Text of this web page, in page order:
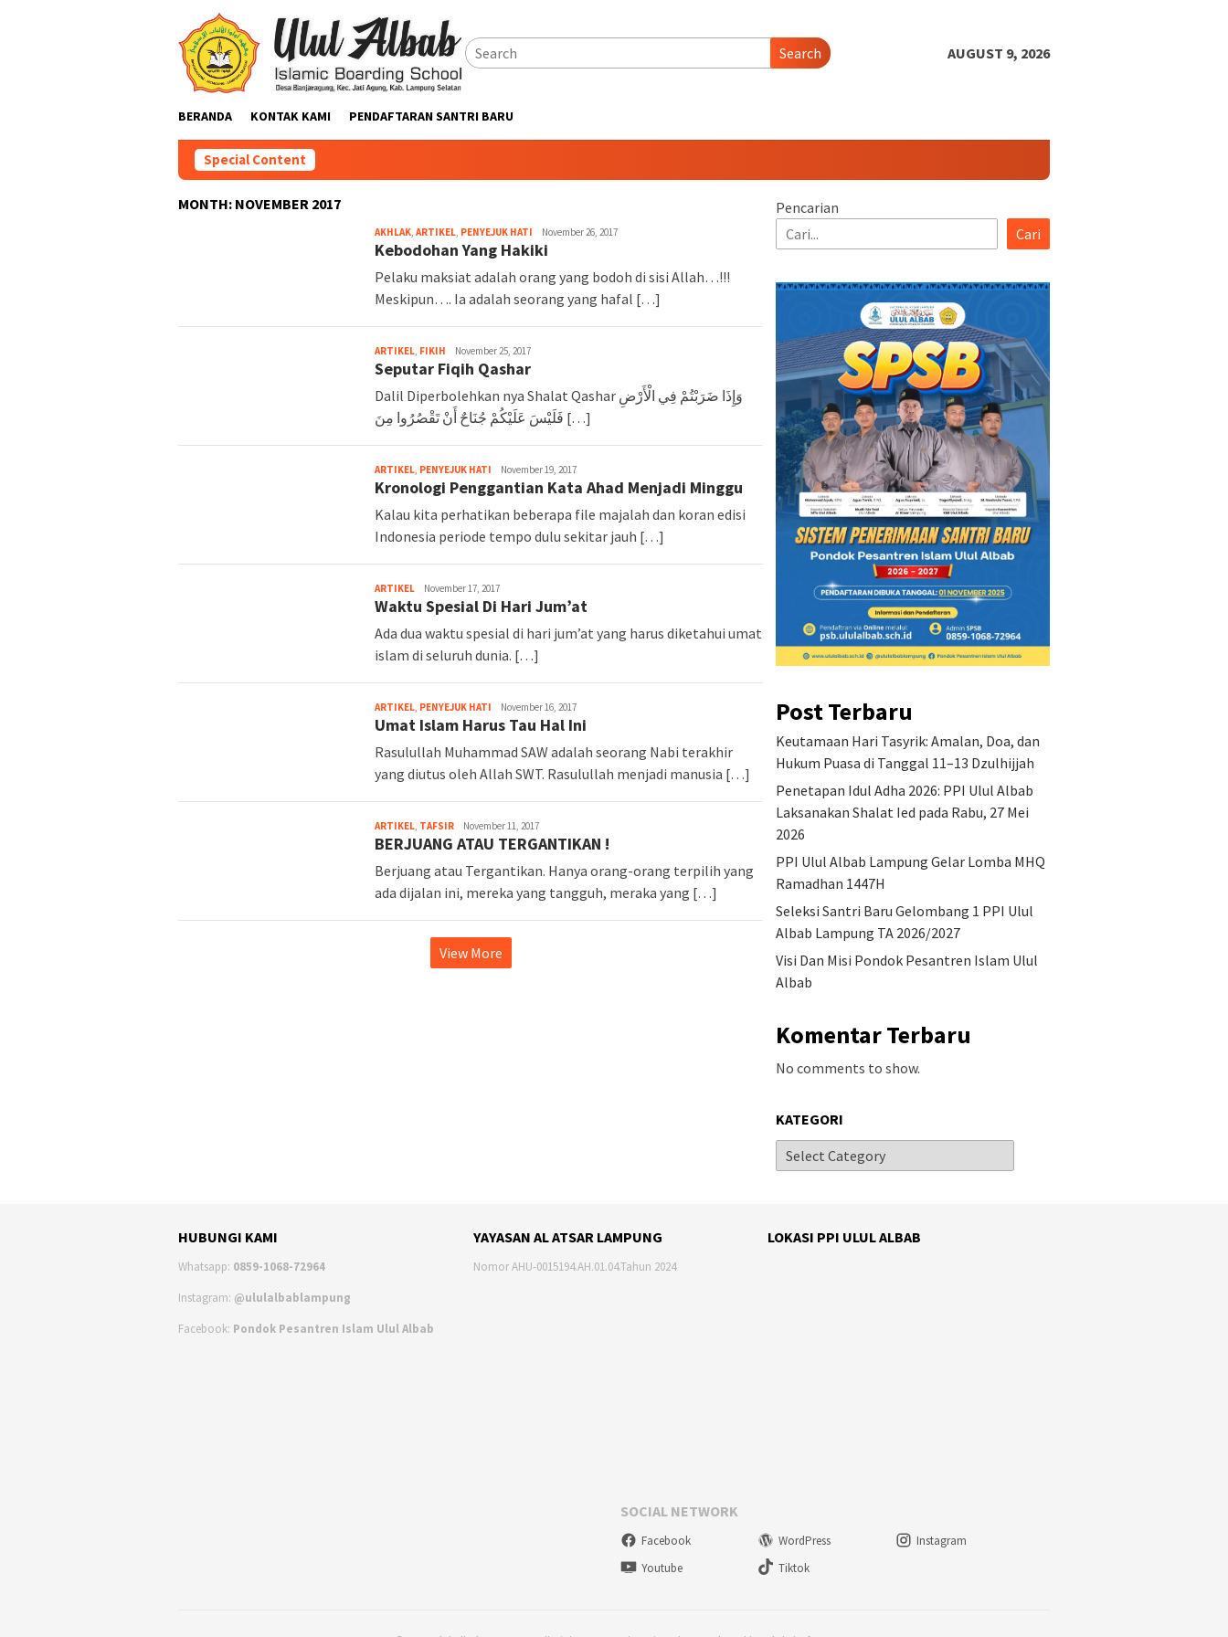
Search AUGUST 9, 2026
BERANDA KONTAK KAMI PENDAFTARAN SANTRI BARU
Special Content
MONTH: NOVEMBER 2017
AKHLAK, ARTIKEL, PENYEJUK HATI November 26, 2017
Kebodohan Yang Hakiki
Pelaku maksiat adalah orang yang bodoh di sisi Allah…!!!
Meskipun…. Ia adalah seorang yang hafal […]
ARTIKEL, FIKIH November 25, 2017
Seputar Fiqih Qashar
Dalil Diperbolehkan nya Shalat Qashar وَإِذَا ضَرَبْتُمْ فِي الْأَرْضِ
فَلَيْسَ عَلَيْكُمْ جُنَاحٌ أَنْ تَقْصُرُوا مِنَ […]
ARTIKEL, PENYEJUK HATI November 19, 2017
Kronologi Penggantian Kata Ahad Menjadi Minggu
Kalau kita perhatikan beberapa file majalah dan koran edisi
Indonesia periode tempo dulu sekitar jauh […]
ARTIKEL November 17, 2017
Waktu Spesial Di Hari Jum’at
Ada dua waktu spesial di hari jum’at yang harus diketahui umat
islam di seluruh dunia. […]
ARTIKEL, PENYEJUK HATI November 16, 2017
Umat Islam Harus Tau Hal Ini
Rasulullah Muhammad SAW adalah seorang Nabi terakhir
yang diutus oleh Allah SWT. Rasulullah menjadi manusia […]
ARTIKEL, TAFSIR November 11, 2017
BERJUANG ATAU TERGANTIKAN !
Berjuang atau Tergantikan. Hanya orang-orang terpilih yang
ada dijalan ini, mereka yang tangguh, meraka yang […]
View More
Pencarian
Cari
Post Terbaru
Keutamaan Hari Tasyrik: Amalan, Doa, dan
Hukum Puasa di Tanggal 11–13 Dzulhijjah
Penetapan Idul Adha 2026: PPI Ulul Albab
Laksanakan Shalat Ied pada Rabu, 27 Mei
2026
PPI Ulul Albab Lampung Gelar Lomba MHQ
Ramadhan 1447H
Seleksi Santri Baru Gelombang 1 PPI Ulul
Albab Lampung TA 2026/2027
Visi Dan Misi Pondok Pesantren Islam Ulul
Albab
Komentar Terbaru
No comments to show.
KATEGORI
HUBUNGI KAMI
Whatsapp: 0859-1068-72964
Instagram: @ululalbablampung
Facebook: Pondok Pesantren Islam Ulul Albab
YAYASAN AL ATSAR LAMPUNG
Nomor AHU-0015194.AH.01.04.Tahun 2024
LOKASI PPI ULUL ALBAB
SOCIAL NETWORK
Facebook WordPress
Instagram
Youtube
Tiktok